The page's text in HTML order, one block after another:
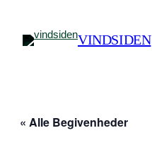
VINDSIDEN
« Alle Begivenheder